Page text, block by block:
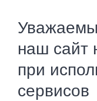
наш сайт
при
сервисов